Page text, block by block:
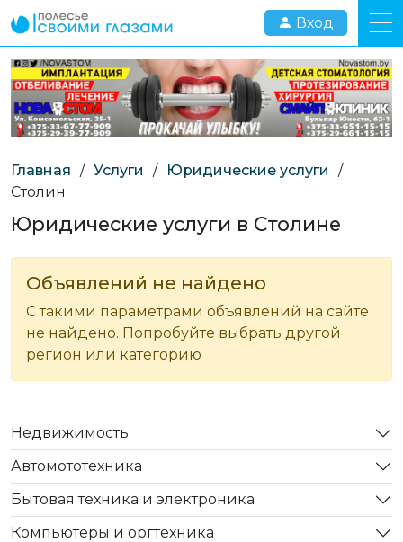
Вход
Главная / Услуги / Юридические услуги
/
Столин
Юридические услуги в Столине
Объявлений не найдено
С такими параметрами объявлений на сайте
не найдено. Попробуйте выбрать другой
регион или категорию
Недвижимость
Автомототехника
Бытовая техника и электроника
Компьютеры и оргтехника